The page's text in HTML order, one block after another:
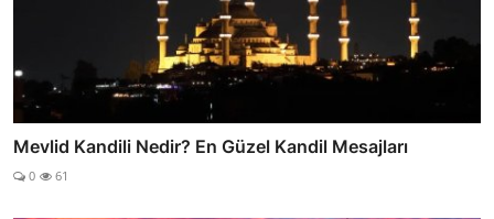
Mevlid Kandili Nedir? En Güzel Kandil Mesajları
0 61